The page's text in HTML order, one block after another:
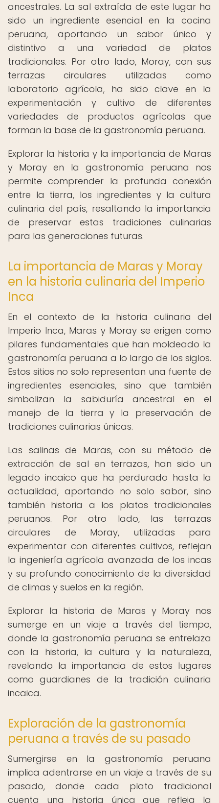
ancestrales. La sal extraída de este lugar ha
sido un ingrediente esencial en la cocina
peruana, aportando un sabor único y
distintivo a una variedad de platos
tradicionales. Por otro lado, Moray, con sus
terrazas circulares utilizadas como
laboratorio agrícola, ha sido clave en la
experimentación y cultivo de diferentes
variedades de productos agrícolas que
forman la base de la gastronomía peruana.
Explorar la historia y la importancia de Maras
y Moray en la gastronomía peruana nos
permite comprender la profunda conexión
entre la tierra, los ingredientes y la cultura
culinaria del país, resaltando la importancia
de preservar estas tradiciones culinarias
para las generaciones futuras.
La importancia de Maras y Moray
en la historia culinaria del Imperio
Inca
En el contexto de la historia culinaria del
Imperio Inca, Maras y Moray se erigen como
pilares fundamentales que han moldeado la
gastronomía peruana a lo largo de los siglos.
Estos sitios no solo representan una fuente de
ingredientes esenciales, sino que también
simbolizan la sabiduría ancestral en el
manejo de la tierra y la preservación de
tradiciones culinarias únicas.
Las salinas de Maras, con su método de
extracción de sal en terrazas, han sido un
legado incaico que ha perdurado hasta la
actualidad, aportando no solo sabor, sino
también historia a los platos tradicionales
peruanos. Por otro lado, las terrazas
circulares de Moray, utilizadas para
experimentar con diferentes cultivos, reflejan
la ingeniería agrícola avanzada de los incas
y su profundo conocimiento de la diversidad
de climas y suelos en la región.
Explorar la historia de Maras y Moray nos
sumerge en un viaje a través del tiempo,
donde la gastronomía peruana se entrelaza
con la historia, la cultura y la naturaleza,
revelando la importancia de estos lugares
como guardianes de la tradición culinaria
incaica.
Exploración de la gastronomía
peruana a través de su pasado
Sumergirse en la gastronomía peruana
implica adentrarse en un viaje a través de su
pasado, donde cada plato tradicional
cuenta una historia única que refleja la